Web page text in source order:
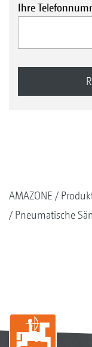
Ihre
AMAZONE
Pneumatische